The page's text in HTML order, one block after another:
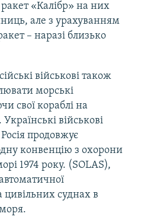
ракет «Калібр» на них
але з урахуванням
– наразі близько
військові також
морські
свої кораблі на
військові
продовжує
конвенцію з охорони
1974 року. (SOLAS),
цивільних суднах в